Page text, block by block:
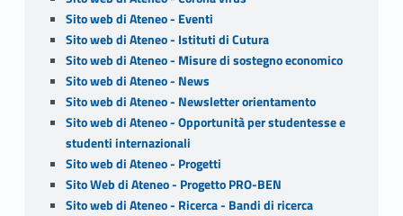
Sito web di Ateneo - Eventi
Sito web di Ateneo - Istituti di Cutura
Sito web di Ateneo - Misure di sostegno economico
Sito web di Ateneo - News
Sito web di Ateneo - Newsletter orientamento
Sito web di Ateneo - Opportunità per studentesse e
studenti internazionali
Sito web di Ateneo - Progetti
Sito Web di Ateneo - Progetto PRO-BEN
Sito web di Ateneo - Ricerca - Bandi di ricerca